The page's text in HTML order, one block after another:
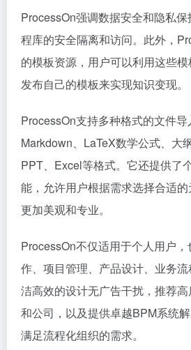
ProcessOn强调数据安全和隐私
程库的安全隔离和访问。此外，
的模板资源，用户可以利用这些
发布自己的模板来实现知识变现。
ProcessOn支持多种格式的文件
Markdown、LaTeX数学公式、大
PPT、Excel等格式。它还提供了
能，允许用户根据需求选择合适
更加美观和专业。
ProcessOn不仅适用于个人用户
作、项目管理、产品设计、业务
洁高效的设计无广告干扰，推荐
和公司，以及提供卓越BPM系统
满足流程化组织的需求。